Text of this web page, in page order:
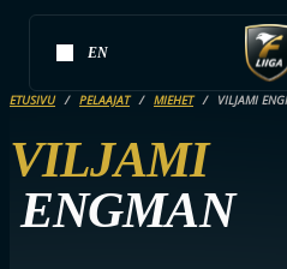
EN
ETUSIVU PELAAJAT MIEHET VILJAMI
VILJAMI
ENGMAN